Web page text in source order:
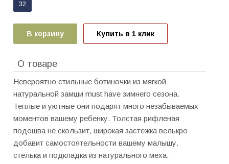
32
В корзину Купить в 1 клик
О товаре
Невероятно стильные ботиночки из мягкой
натуральной замши must have зимнего сезона.
Теплые и уютные они подарят много незабываемых
моментов вашему ребенку. Толстая рифленая
подошва не скользит, широкая застежка велькро
добавит самостоятельности вашему малышу.
стелька и подкладка из натурального меха.